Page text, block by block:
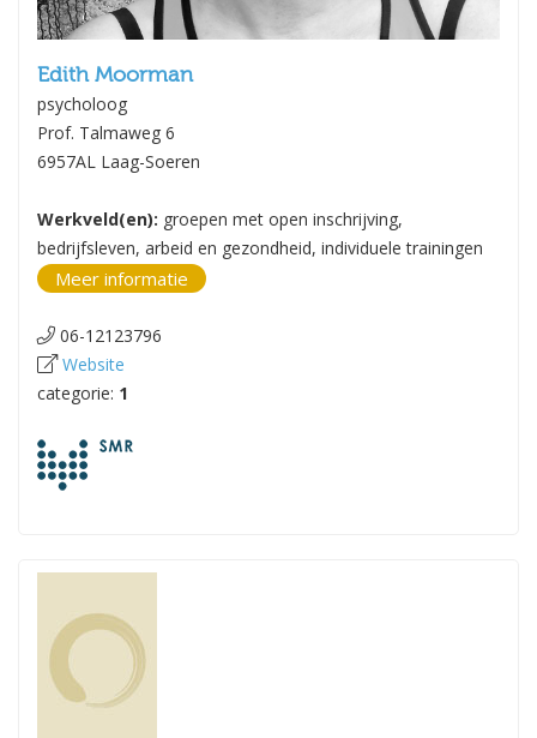
Edith Moorman
psycholoog
Prof. Talmaweg 6
6957AL Laag-Soeren
Werkveld(en): groepen met open inschrijving,
bedrijfsleven, arbeid en gezondheid, individuele trainingen
Meer informatie
06-12123796
Website
categorie: 1